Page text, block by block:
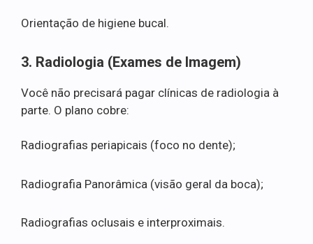
Orientação de higiene bucal.
3. Radiologia (Exames de Imagem)
Você não precisará pagar clínicas de radiologia à
parte. O plano cobre:
Radiografias periapicais (foco no dente);
Radiografia Panorâmica (visão geral da boca);
Radiografias oclusais e interproximais.